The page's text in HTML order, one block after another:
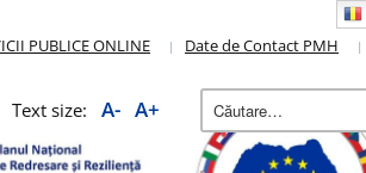
PUBLICE ONLINE Date de Contact PMH
Text size: A- A+